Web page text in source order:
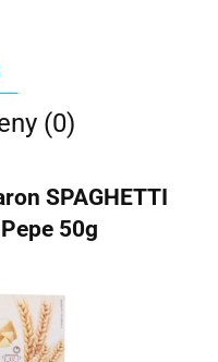
(0)
SPAGHETTI
50g